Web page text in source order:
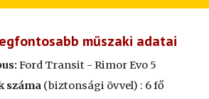
műszaki adatai
Ford Transit - Rimor Evo 5
száma (biztonsági övvel) : 6fő